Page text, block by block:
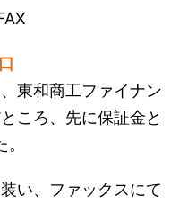
東和商工ファイナン
ころ、先に保証金と
い、ファックスにて